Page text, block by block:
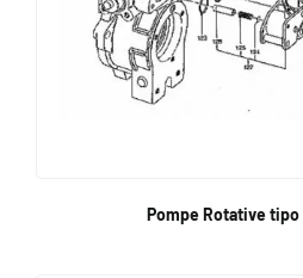
Pompe Rotative tipo